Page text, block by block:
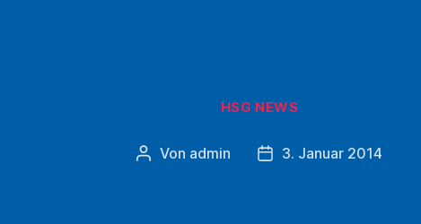
Kategorien
HSG NEWS
Beitragsautor
Von admin Beitragsdatum
3. Januar 2014